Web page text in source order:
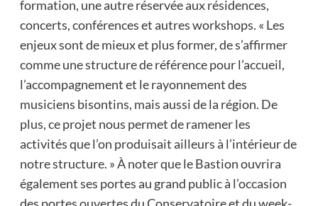
formation, une autre réservée aux résidences,
concerts, conférences et autres workshops. « Les
enjeux sont de mieux et plus former, de s’affirmer
comme une structure de référence pour l’accueil,
l’accompagnement et le rayonnement des
musiciens bisontins, mais aussi de la région. De
plus, ce projet nous permet de ramener les
activités que l’on produisait ailleurs à l’intérieur de
notre structure. » À noter que le Bastion ouvrira
également ses portes au grand public à l’occasion